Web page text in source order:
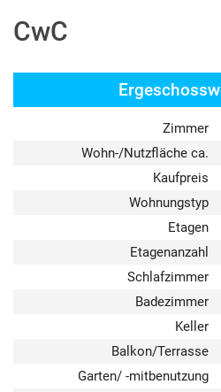
CwC
Zimmer
Wohn-/Nutzfläche ca.
Kaufpreis
Wohnungstyp
Etagen
Etagenanzahl
Schlafzimmer
Badezimmer
Keller
Balkon/Terrasse
Garten/ -mitbenutzung